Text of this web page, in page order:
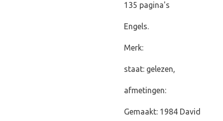
135 pagina's
Engels.
Merk:
staat: gelezen,
afmetingen:
Gemaakt: 1984 David